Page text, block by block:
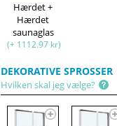
Hærdet +
Hærdet
saunaglas
(+ 1112.97 kr)
DEKORATIVE SPROSSER
Hvilken skal jeg vælge?